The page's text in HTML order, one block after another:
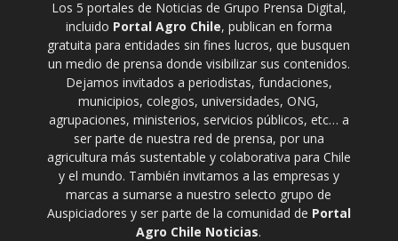
Los 5 portales de Noticias de Grupo Prensa Digital,
incluido Portal Agro Chile, publican en forma
gratuita para entidades sin fines lucros, que busquen
un medio de prensa donde visibilizar sus contenidos.
Dejamos invitados a periodistas, fundaciones,
municipios, colegios, universidades, ONG,
agrupaciones, ministerios, servicios públicos, etc… a
ser parte de nuestra red de prensa, por una
agricultura más sustentable y colaborativa para Chile
y el mundo. También invitamos a las empresas y
marcas a sumarse a nuestro selecto grupo de
Auspiciadores y ser parte de la comunidad de Portal
Agro Chile Noticias.